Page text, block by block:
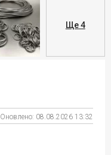
Ще 4
Оновлено: 08.08.2026 13:32